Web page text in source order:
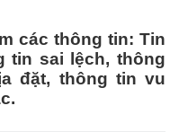
các thông tin: Tin
tin sai lệch, thông
đặt, thông tin vu